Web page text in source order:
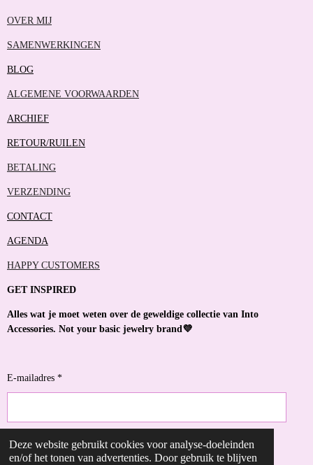
Deze website gebruikt cookies voor analyse-doeleinden
en/of het tonen van advertenties. Door gebruik te blijven
OVER MIJ
SAMENWERKINGEN
BLOG
ALGEMENE VOORWAARDEN
ARCHIEF
RETOUR/RUILEN
BETALING
VERZENDING
CONTACT
AGENDA
HAPPY CUSTOMERS
GET INSPIRED
Alles wat je moet weten over de geweldige collectie van Into
Accessories. Not your basic jewelry brand💜
E-mailadres *
VERZENDEN